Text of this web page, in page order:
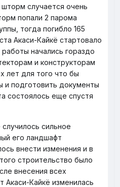
случается очень
попали 2 парома
тогда погибло 165
Акаси-Кайкё стартовало
начались гораздо
и конструкторам
лет для того что бы
и подготовить документы
состоялось еще спустя
сильное
его ландшафт
внести изменения и в
строительство было
внесения всех
Акаси-Кайкё изменилась